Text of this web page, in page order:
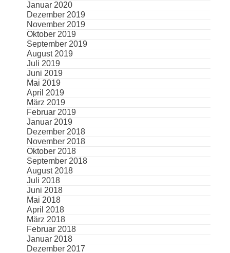
Januar 2020
Dezember 2019
November 2019
Oktober 2019
September 2019
August 2019
Juli 2019
Juni 2019
Mai 2019
April 2019
März 2019
Februar 2019
Januar 2019
Dezember 2018
November 2018
Oktober 2018
September 2018
August 2018
Juli 2018
Juni 2018
Mai 2018
April 2018
März 2018
Februar 2018
Januar 2018
Dezember 2017